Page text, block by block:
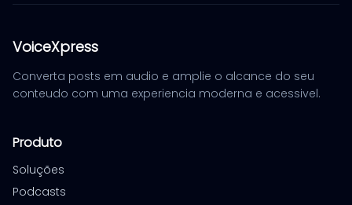
VoiceXpress
Converta posts em audio e amplie o alcance do seu
conteudo com uma experiencia moderna e acessivel.
Produto
Soluções
Podcasts